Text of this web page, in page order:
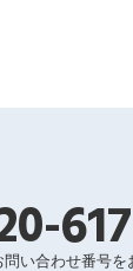
問い合わせ番号を